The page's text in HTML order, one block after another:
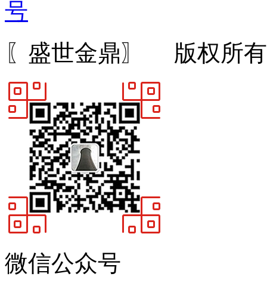
号
〖盛世金鼎〗 版权所
微信公众号